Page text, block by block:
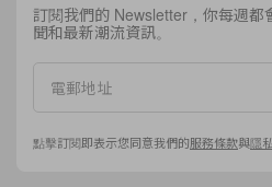
訂閱我們的 Newsletter，你每週都
聞和最新潮流資訊。
點擊訂閱即表示您同意我們的服務條款與隱